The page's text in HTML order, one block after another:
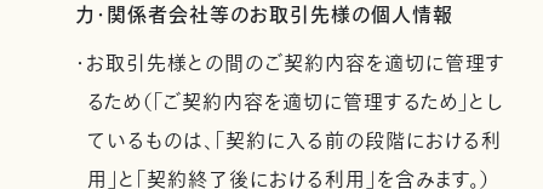
力・関係者会社等のお取引先様の個人情報
・お取引先様との間のご契約内容を適切に管理す
るため（「ご契約内容を適切に管理するため」とし
ているものは、「契約に入る前の段階における利
用」と「契約終了後における利用」を含みます。）